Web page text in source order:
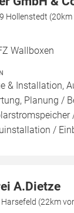
Hollenstedt
Wallboxen
& Installation,
Planung /
/
A.Dietze
(22km